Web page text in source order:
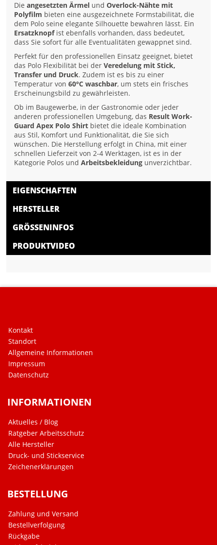
Dieangesetzten Ärmel undOverlock-Nähte mit
Polyfilm bieten eine ausgezeichnete Formstabilität, die
dem Polo seine elegante Silhouette bewahren lässt. Ein
Ersatzknopfist ebenfalls vorhanden, dass bedeutet,
dass Sie sofort für alle Eventualitäten gewappnet sind.
Perfekt für den professionellen Einsatz geeignet, bietet
das Polo Flexibilität bei derVeredelung mit Stick,
Transfer und Druck. Zudem ist es bis zu einer
Temperatur von60°C waschbar, um stets ein frisches
Erscheinungsbild zu gewährleisten.
Ob im Baugewerbe, in der Gastronomie oder jeder
anderen professionellen Umgebung, das Result Work-
Guard Apex Polo Shirt bietet die ideale Kombination
aus Stil, Komfort und Funktionalität, die Sie sich
wünschen. Die Herstellung erfolgt in China, mit einer
schnellen Lieferzeit von 2-4 Werktagen, ist es in der
Kategorie Polos undArbeitsbekleidung unverzichtbar.
EIGENSCHAFTEN
HERSTELLER
GRÖSSENINFOS
PRODUKTVIDEO
Kontakt
Standort
Allgemeine Informationen
Impressum
Datenschutz
INFORMATIONEN
Aktuelles / Blog
Ratgeber Arbeitsschutz
Alle Hersteller
Druck- und Stickservice
Zeichenerklärungen
BESTELLUNG
Zahlung und Versand
Bestellverfolgung
Rückgabe